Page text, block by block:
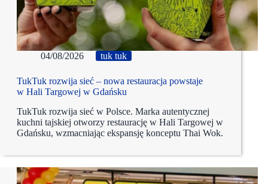
04/08/2026 tuk tuk
TukTuk rozwija sieć – nowa restauracja powstaje
w Hali Targowej w Gdańsku
TukTuk rozwija sieć w Polsce. Marka autentycznej
kuchni tajskiej otworzy restaurację w Hali Targowej w
Gdańsku, wzmacniając ekspansję konceptu Thai Wok.